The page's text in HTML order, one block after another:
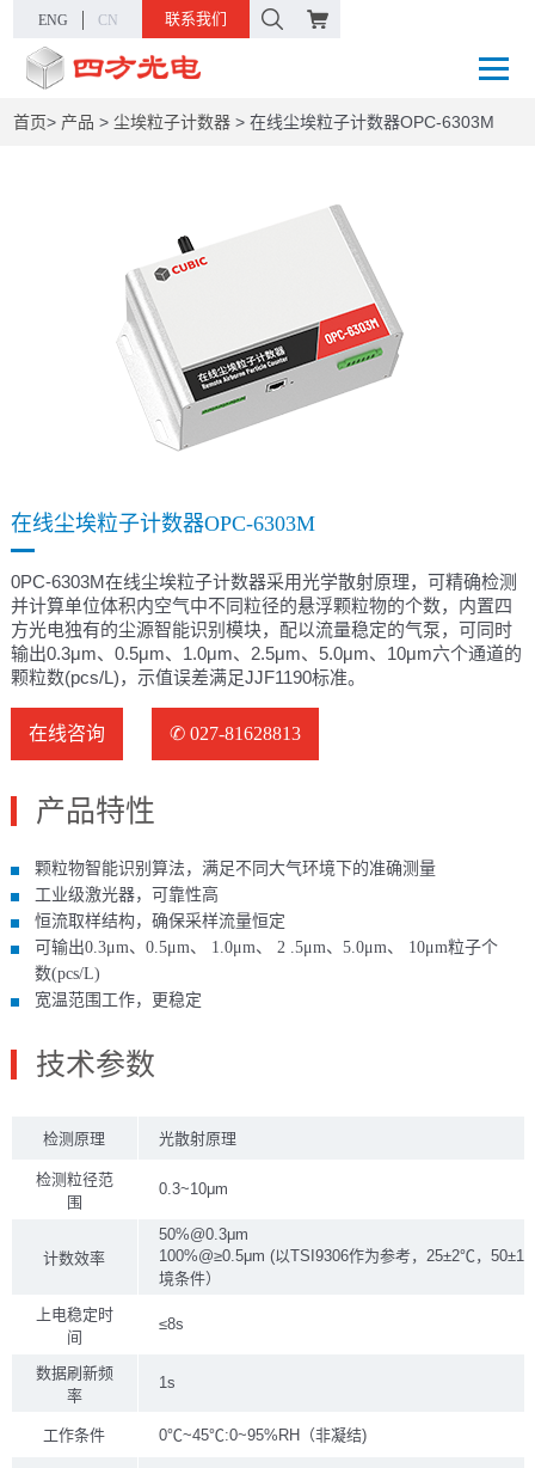
ENG CN 联系我们
首页> 产品 >尘埃粒子计数器 >在线尘埃粒子计数器OPC-6303M
在线尘埃粒子计数器OPC-6303M
0PC-6303M在线尘埃粒子计数器采用光学散射原理，可精确检测
并计算单位体积内空气中不同粒径的悬浮颗粒物的个数，内置四
方光电独有的尘源智能识别模块，配以流量稳定的气泵，可同时
输出0.3μm、0.5μm、1.0μm、2.5μm、5.0μm、10μm六个通道的
颗粒数(pcs/L)，示值误差满足JJF1190标准。
在线咨询 ✆ 027-81628813
产品特性
颗粒物智能识别算法，满足不同大气环境下的准确测量
工业级激光器，可靠性高
恒流取样结构，确保采样流量恒定
可输出0.3μm、0.5μm、 1.0μm、 2 .5μm、5.0μm、 10μm粒子个
数(pcs/L)
宽温范围工作，更稳定
技术参数
检测原理 光散射原理
检测粒径范
围
0.3~10μm
计数效率
50%@0.3μm
100%@≥0.5μm (以TSI9306作为参考，25±2℃，
境条件）
上电稳定时
间
≤8s
数据刷新频
率
1s
工作条件 0℃~45℃:0~95%RH（非凝结)